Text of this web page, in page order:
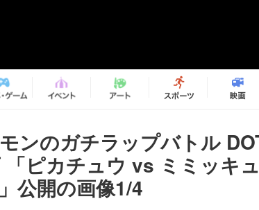
ンのガチラップバトル
「ピカチュウ vs ミミッキ
公開の画像1/4